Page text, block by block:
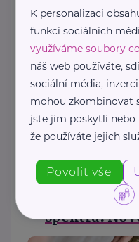
Už to vypni!
rodičům
Autismus a
spektra:
K personalizaci
funkcí sociálních
využíváme soubory
náš web používáte,
sociální média,
mohou zkombinovat
jste jim poskytli nebo
že používáte jejich
Povolit vše